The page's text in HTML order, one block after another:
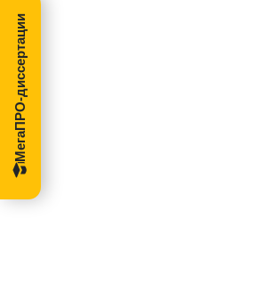
МегаПРО-диссертации